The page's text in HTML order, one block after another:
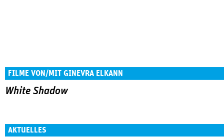
FILME VON/MIT GINEVRA ELKANN
White Shadow
AKTUELLES